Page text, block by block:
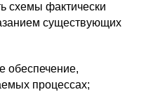
схемы фактически
существующих
обеспечение,
процессах;